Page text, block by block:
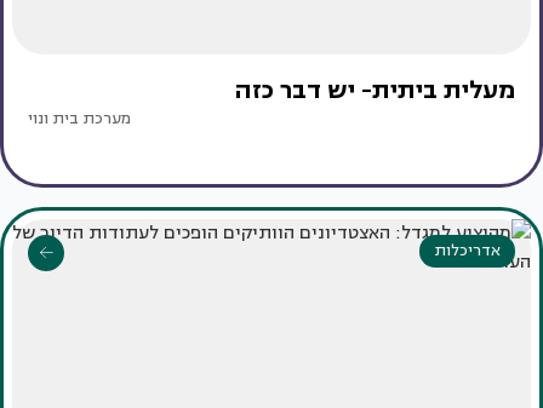
מעלית ביתית- יש דבר כזה
מערכת בית ונוי
אדריכלות